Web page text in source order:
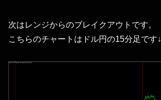
次はレンジからのブレイクアウトです。
こちらのチャートはドル円の15分足です↓